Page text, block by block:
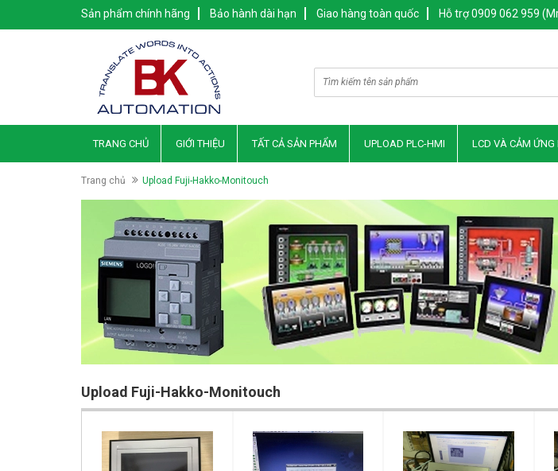
Sản phẩm chính hãng Bảo hành dài hạn Giao hàng toàn quốc Hỗ trợ 0909 062 959
TRANG CHỦ GIỚI THIỆU TẤT CẢ SẢN PHẨM UPLOAD PLC-HMI LCD VÀ CẢM ỨNG
Trang chủ Upload Fuji-Hakko-Monitouch
Upload Fuji-Hakko-Monitouch